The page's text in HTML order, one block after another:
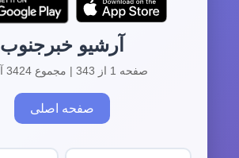
آرشیو خبرجنوب
صفحه 1 از 343 | مجموع 3424 آرشیو
صفحه اصلی